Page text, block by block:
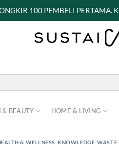
100 PEMBELI PERTAMA.
& BEAUTY HOME & LIVING
& WELLNESS KNOWLEDGE ,WASTE